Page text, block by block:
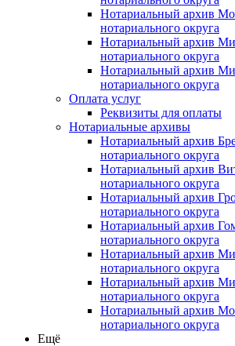
Нотариальный архив
нотариального округа
Нотариальный архив
нотариального округа
Нотариальный архив
нотариального округа
Оплата услуг
Реквизиты для оплаты
Нотариальные архивы
Нотариальный архив
нотариального округа
Нотариальный архив
нотариального округа
Нотариальный архив
нотариального округа
Нотариальный архив
нотариального округа
Нотариальный архив
нотариального округа
Нотариальный архив
нотариального округа
Нотариальный архив
нотариального округа
Ещё